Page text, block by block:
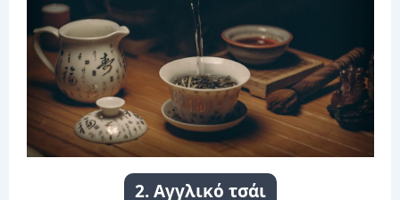
2. Αγγλικό τσάι